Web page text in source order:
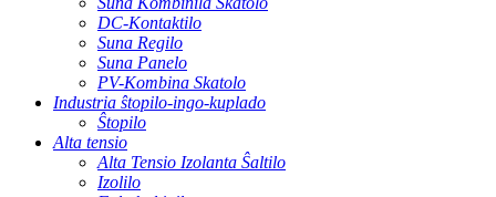
DC-Kontaktilo
Suna Regilo
Suna Panelo
PV-Kombina Skatolo
Industria ŝtopilo-ingo-kuplado
Ŝtopilo
Alta tensio
Alta Tensio Izolanta Ŝaltilo
Izolilo